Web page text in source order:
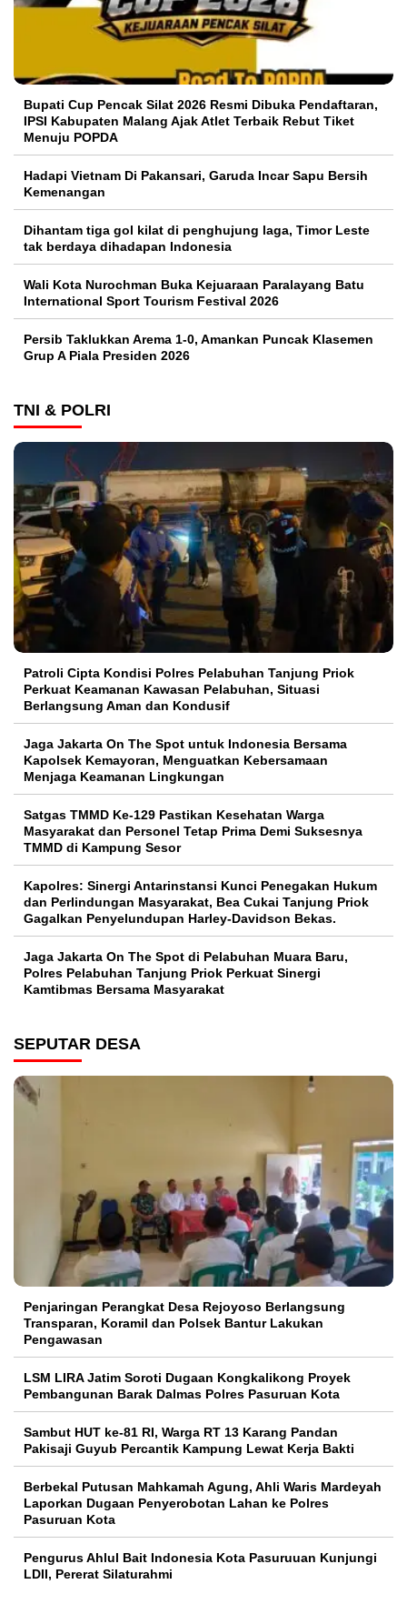
Bupati Cup Pencak Silat 2026 Resmi Dibuka Pendaftaran,
IPSI Kabupaten Malang Ajak Atlet Terbaik Rebut Tiket
Menuju POPDA
Hadapi Vietnam Di Pakansari, Garuda Incar Sapu Bersih
Kemenangan
Dihantam tiga gol kilat di penghujung laga, Timor Leste
tak berdaya dihadapan Indonesia
Wali Kota Nurochman Buka Kejuaraan Paralayang Batu
International Sport Tourism Festival 2026
Persib Taklukkan Arema 1-0, Amankan Puncak Klasemen
Grup A Piala Presiden 2026
TNI & POLRI
Patroli Cipta Kondisi Polres Pelabuhan Tanjung Priok
Perkuat Keamanan Kawasan Pelabuhan, Situasi
Berlangsung Aman dan Kondusif
Jaga Jakarta On The Spot untuk Indonesia Bersama
Kapolsek Kemayoran, Menguatkan Kebersamaan
Menjaga Keamanan Lingkungan
Satgas TMMD Ke-129 Pastikan Kesehatan Warga
Masyarakat dan Personel Tetap Prima Demi Suksesnya
TMMD di Kampung Sesor
Kapolres: Sinergi Antarinstansi Kunci Penegakan Hukum
dan Perlindungan Masyarakat, Bea Cukai Tanjung Priok
Gagalkan Penyelundupan Harley-Davidson Bekas.
Jaga Jakarta On The Spot di Pelabuhan Muara Baru,
Polres Pelabuhan Tanjung Priok Perkuat Sinergi
Kamtibmas Bersama Masyarakat
SEPUTAR DESA
Penjaringan Perangkat Desa Rejoyoso Berlangsung
Transparan, Koramil dan Polsek Bantur Lakukan
Pengawasan
LSM LIRA Jatim Soroti Dugaan Kongkalikong Proyek
Pembangunan Barak Dalmas Polres Pasuruan Kota
Sambut HUT ke-81 RI, Warga RT 13 Karang Pandan
Pakisaji Guyub Percantik Kampung Lewat Kerja Bakti
Berbekal Putusan Mahkamah Agung, Ahli Waris Mardeyah
Laporkan Dugaan Penyerobotan Lahan ke Polres
Pasuruan Kota
Pengurus Ahlul Bait Indonesia Kota Pasuruuan Kunjungi
LDII, Pererat Silaturahmi